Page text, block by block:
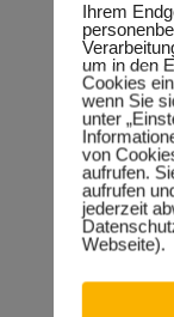
Ihrem
um in den
Cookies
wenn Sie
unter
von
aufrufen.
aufrufen
jederzeit
Webseite).